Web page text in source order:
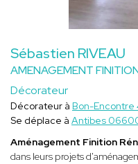
Sébastien RIVEAU
AMENAGEMENT
Décorateur
Décorateur à Bon-Encontre
Se déplace à Antibes
Aménagement Finition
dans leurs projets